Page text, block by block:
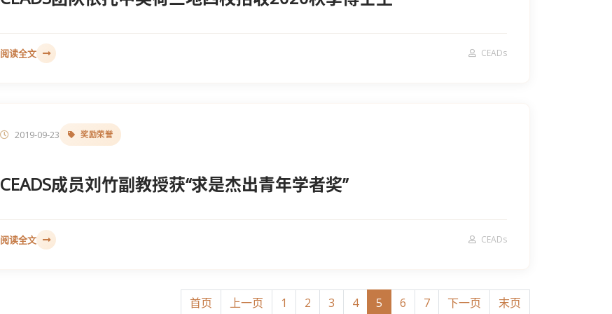
阅读全文 CEADs
2019-09-23 奖励荣誉
CEADS成员刘竹副教授获“求是杰出青年学者奖”
阅读全文 CEADs
首页 上一页 1 2 3 4 5 6 7 下一页 末页